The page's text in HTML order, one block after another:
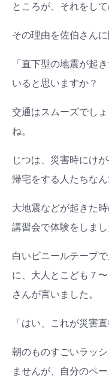
ところが、それをし
その理由を佐伯さんに
「直下型の地震が起
いると思いますか？
交通はスムーズでし
ね。
じつは、災害時にけ
帰宅をする人たちなん
大地震などが起きた
講習会で体験をしまし
白いビニールテープ
に、大人とこども７
さんが言いました。
「はい、これが災害
朝のものすごいラッ
ませんが、自分のペ